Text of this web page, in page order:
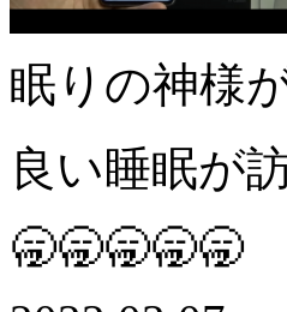
眠りの神様
良い睡眠が
🥱🥱🥱🥱🥱